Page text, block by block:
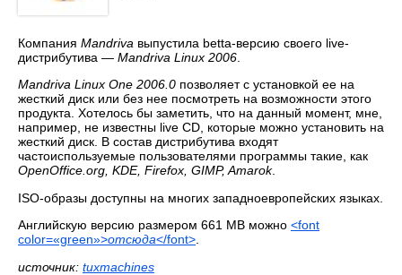
Компания Mandriva выпустила betta-версию своего live-
дистрибутива — Mandriva Linux 2006
Mandriva Linux One 2006.0 позволяет с установкой ее на
жесткий диск или без нее посмотреть на возможности этого
продукта. Хотелось бы заметить, что на данный момент, мне,
например, не известны live CD, которые можно установить на
жесткий диск. В состав дистрибутива входят
частоиспользуемые пользователями программы такие, как
OpenOffice.org, KDE, Firefox, GIMP, Amarok.
ISO-образы доступны на многих западноевропейских языках.
Английскую версию размером 661 MB можно <font
color=«green»>отсюда</font>
источник: tuxmachines